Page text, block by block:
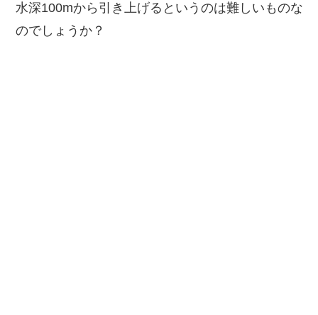
水深100mから引き上げるというのは難しいものな
のでしょうか？